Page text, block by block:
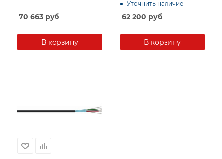
70 663 руб
В корзину
Уточнить наличие
62 200 руб
В корзину